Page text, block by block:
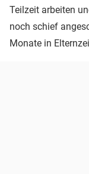
Teilzeit arbeiten
noch schief
Monate in